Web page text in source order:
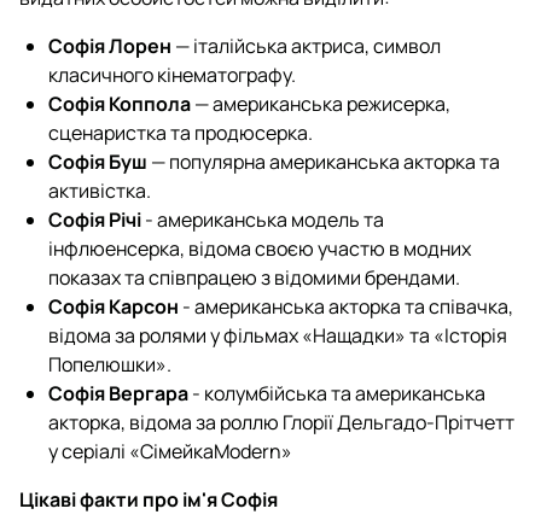
Софія Лорен — італійська актриса, символ
класичного кінематографу.
Софія Коппола— американська режисерка,
сценаристка та продюсерка.
Софія Буш — популярна американська акторка та
активістка.
Софія Річі- американська модель та
інфлюенсерка, відома своєю участю в модних
показах та співпрацею з відомими брендами.
Софія Карсон - американська акторка та співачка,
відома за ролями у фільмах «Нащадки» та «Історія
Попелюшки».
Софія Вергара- колумбійська та американська
акторка, відома за роллю Глорії Дельгадо-Прітчетт
у серіалі «СімейкаModern»
Цікаві факти про ім'я Софія